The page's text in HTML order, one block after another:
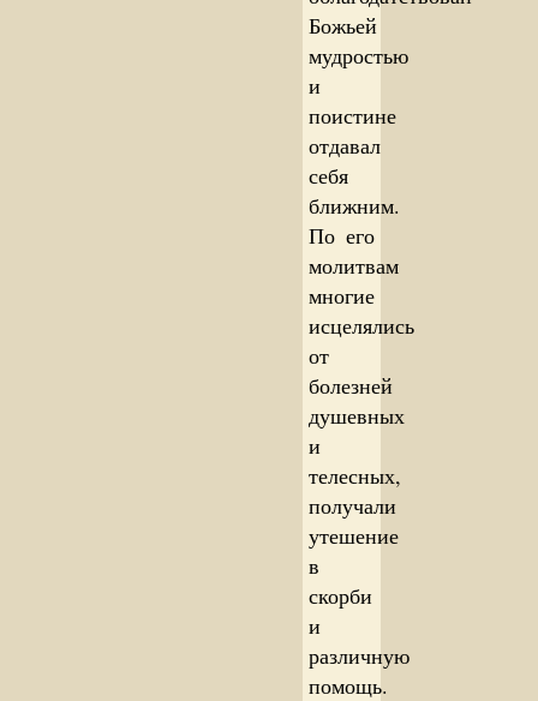
Божьей
мудростью
и
поистине
отдавал
себя
ближним.
По его
молитвам
многие
исцелялись
от
болезней
душевных
и
телесных,
получали
утешение
в
скорби
и
различную
помощь.